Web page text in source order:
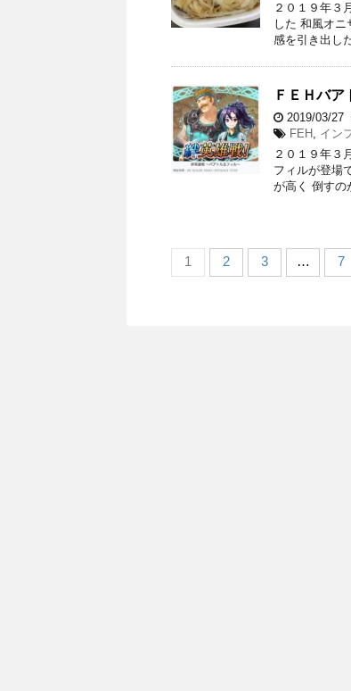
２０１９年３
した 和風オ
感を引き出し
ＦＥＨバ
2019/03/27
FEH , イン
２０１９年３
フィルが登場
が高く 倒す
1 2 3 … 7